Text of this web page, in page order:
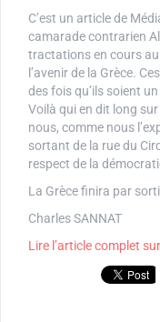
C’est un article de
camarade contrarien
tractations en cours au
l’avenir de la Grèce.
des fois qu’ils soient
Voilà qui en dit long
nous, comme nous
sortant de la rue du
respect de la
La Grèce finira par
Charles SANNAT
Lire l’article complet